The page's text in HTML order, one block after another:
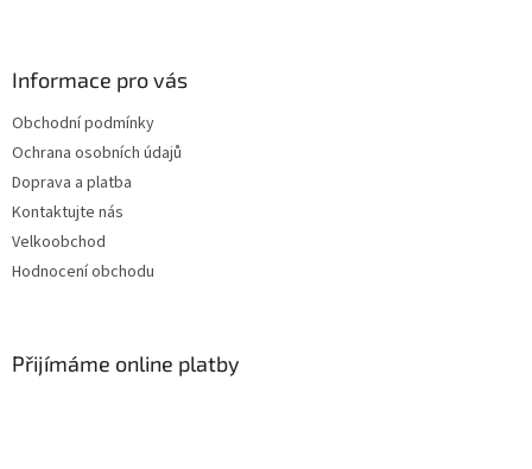
Informace pro vás
Obchodní podmínky
Ochrana osobních údajů
Doprava a platba
Kontaktujte nás
Velkoobchod
Hodnocení obchodu
Přijímáme online platby